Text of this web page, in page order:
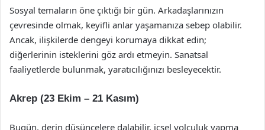
Sosyal temaların öne çıktığı bir gün. Arkadaşlarınızın
çevresinde olmak, keyifli anlar yaşamanıza sebep olabilir.
Ancak, ilişkilerde dengeyi korumaya dikkat edin;
diğerlerinin isteklerini göz ardı etmeyin. Sanatsal
faaliyetlerde bulunmak, yaratıcılığınızı besleyecektir.
Akrep (23 Ekim – 21 Kasım)
Bugün, derin düşüncelere dalabilir, içsel yolculuk yapma